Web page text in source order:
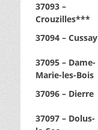
37093 –
Crouzilles***
37094 – Cussay
37095 – Dame-
Marie-les-Bois
37096 – Dierre
37097 – Dolus-